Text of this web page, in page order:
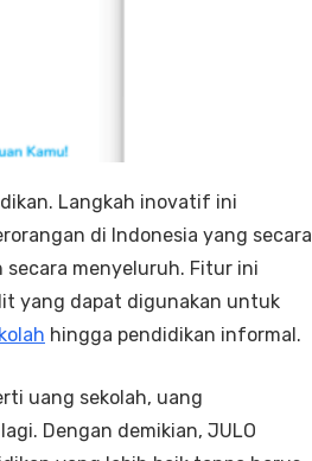
Langkah inovatif ini
di Indonesia yang secara
secara menyeluruh. Fitur ini
yang dapat digunakan untuk
hingga pendidikan informal.
uang sekolah, uang
Dengan demikian, JULO